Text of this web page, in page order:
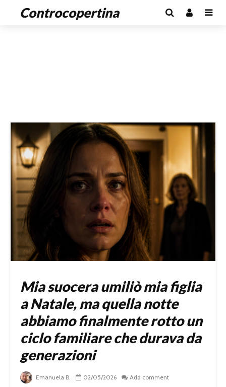
Controcopertina
Mia suocera umiliò mia figlia
a Natale, ma quella notte
abbiamo finalmente rotto un
ciclo familiare che durava da
generazioni
Emanuela B. 02/05/2026 Add comment